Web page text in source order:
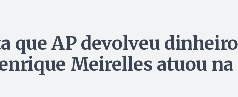
que AP devolveu dinheiro
Meirelles atuou na